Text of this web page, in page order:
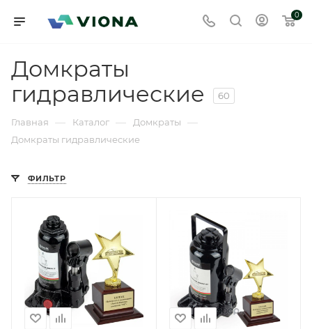
0
Домкраты
гидравлические
60
Главная — Каталог — Домкраты —
Домкраты гидравлические
ФИЛЬТР